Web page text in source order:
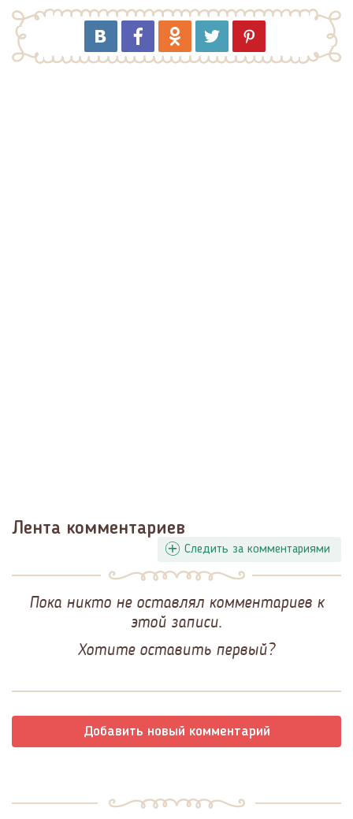
Лента комментариев
Следить за комментариями
Пока никто не оставлял комментариев к
этой записи.
Хотите оставить первый?
Добавить новый комментарий